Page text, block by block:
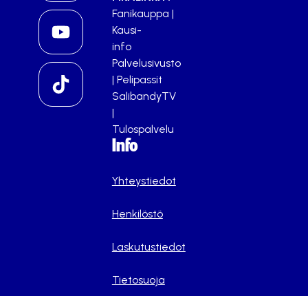
Fanikauppa |
Kausi-
info
Palvelusivusto
| Pelipassit
SalibandyTV
|
Tulospalvelu
Info
Yhteystiedot
Henkilöstö
Laskutustiedot
Tietosuoja